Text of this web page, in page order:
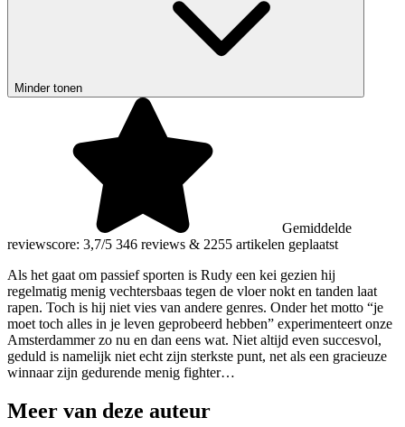
Minder tonen
Gemiddelde
reviewscore: 3,7/5 346 reviews & 2255 artikelen geplaatst
Als het gaat om passief sporten is Rudy een kei gezien hij
regelmatig menig vechtersbaas tegen de vloer nokt en tanden laat
rapen. Toch is hij niet vies van andere genres. Onder het motto “je
moet toch alles in je leven geprobeerd hebben” experimenteert onze
Amsterdammer zo nu en dan eens wat. Niet altijd even succesvol,
geduld is namelijk niet echt zijn sterkste punt, net als een gracieuze
winnaar zijn gedurende menig fighter…
Meer van deze auteur